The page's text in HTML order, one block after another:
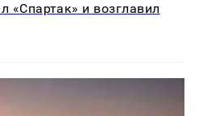
«Спартак» и возглавил